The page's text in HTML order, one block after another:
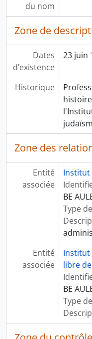
du nom
Zone de
Dates
d’existence
23 juin
Historique
Zone des
Entité
associée
Institut
BE
Type
Entité
associée
Institut
libre
BE
Type